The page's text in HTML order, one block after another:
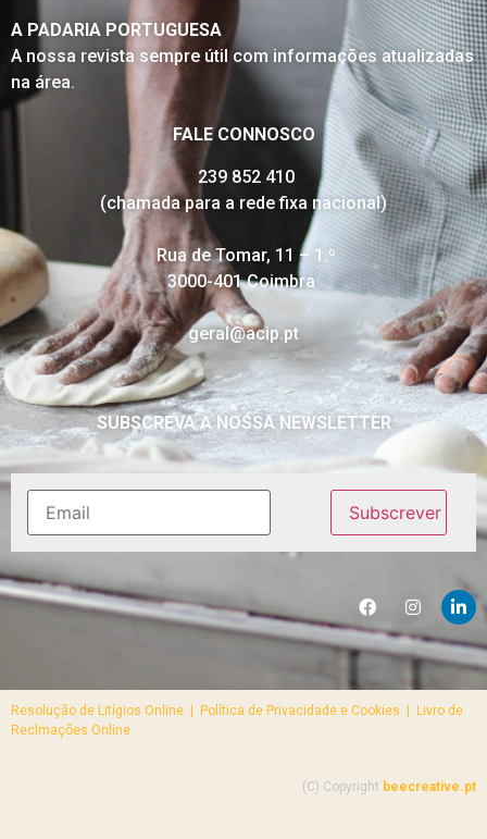
A PADARIA PORTUGUESA
A nossa revista sempre útil com informações atualizadas
na área.
FALE CONNOSCO
239 852 410
(chamada para a rede fixa nacional)
Rua de Tomar, 11 – 1.º
3000-401 Coimbra
geral@acip.pt
SUBSCREVA A NOSSA NEWSLETTER
Resolução de Litígios Online |
Política de Privacidade e Cookies | Livro de
Reclmações Online
(C) Copyright beecreative.pt